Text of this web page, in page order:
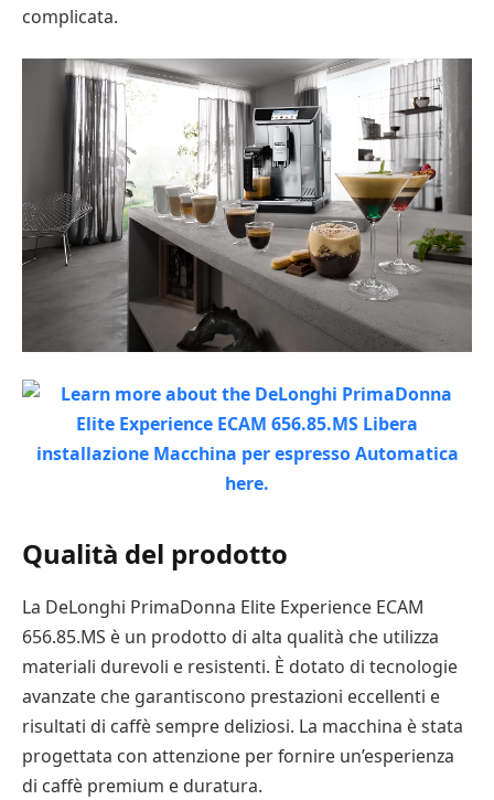
complicata.
Qualità del prodotto
La DeLonghi PrimaDonna Elite Experience ECAM
656.85.MS è un prodotto di alta qualità che utilizza
materiali durevoli e resistenti. È dotato di tecnologie
avanzate che garantiscono prestazioni eccellenti e
risultati di caffè sempre deliziosi. La macchina è stata
progettata con attenzione per fornire un’esperienza
di caffè premium e duratura.